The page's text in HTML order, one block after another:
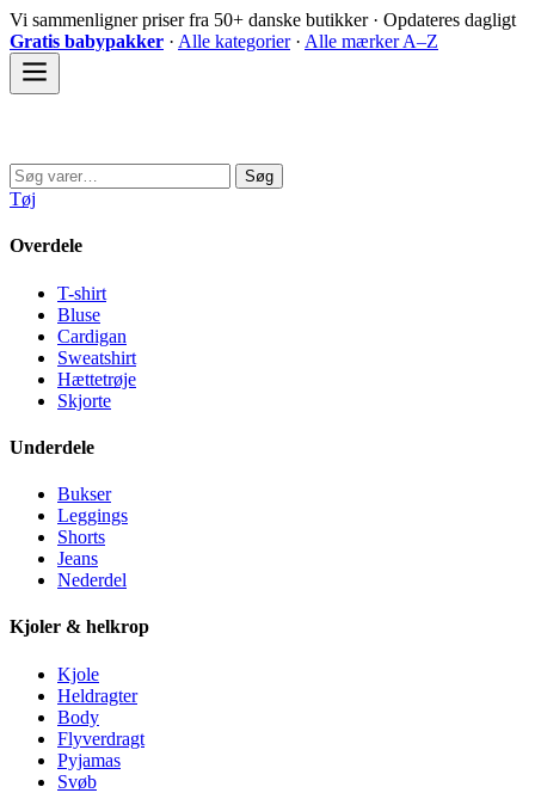
Spring
til
indhold
Vi sammenligner priser fra 50+ danske butikker · Opdateres dagligt
Gratis babypakker · Alle kategorier· Alle mærker A–Z
Søg
efter:
Søg
Tøj
Overdele
T-shirt
Bluse
Cardigan
Sweatshirt
Hættetrøje
Skjorte
Underdele
Bukser
Leggings
Shorts
Jeans
Nederdel
Kjoler & helkrop
Kjole
Heldragter
Body
Flyverdragt
Pyjamas
Svøb